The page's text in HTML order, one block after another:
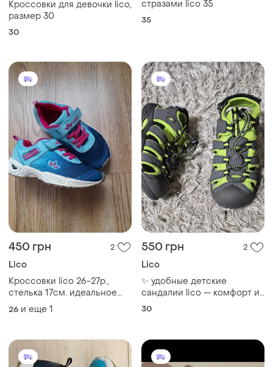
Кроссовки для девочки lico,
размер 30
30
стразами lico 35
35
450 грн 2
Lico
Кроссовки lico 26-27р.,
стелька 17см. идеальное
состояние.
26 и еще 1
550 грн 2
Lico
✨ удобные детские
сандалии lico — комфорт и
стиль для активного лета ✨
30